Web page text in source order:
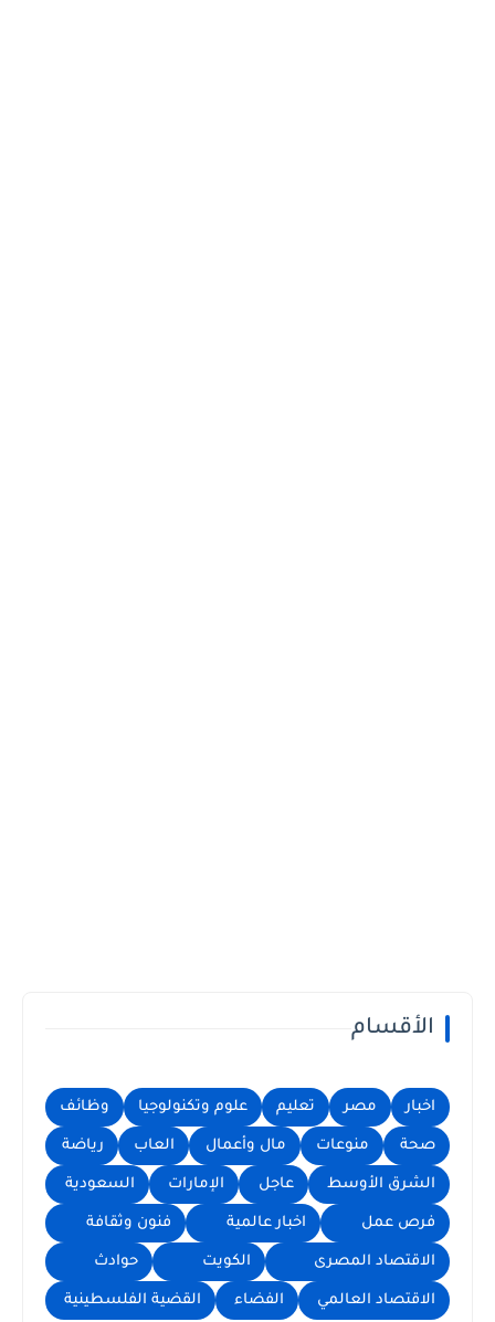
الأقسام
اخبار مصر تعليم علوم وتكنولوجيا وظائف
صحة منوعات مال وأعمال العاب رياضة
الشرق الأوسط عاجل الإمارات السعودية
فرص عمل اخبار عالمية فنون وثقافة
الاقتصاد المصرى الكويت حوادث
الاقتصاد العالمي الفضاء القضية الفلسطينية